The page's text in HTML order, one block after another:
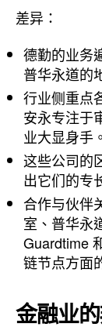
差异：
德勤的业务
普华永道的
行业侧重点
安永专注于
业大显身手。
这些公司的
出它们的专
合作与伙伴
室、普华永
Guardtime
链节点方面
金融业